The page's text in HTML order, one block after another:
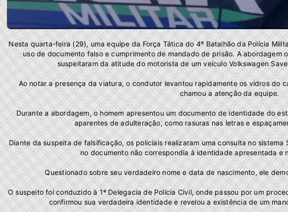
Nesta quarta-feira (29), uma equipe da Força Tática do 4º Batalhão da Polícia
uso de documento falso e cumprimento de mandado de prisão. A abordagem
suspeitaram da atitude do motorista de um veículo Volkswagen
Ao notar a presença da viatura, o condutor levantou rapidamente os vidros do
chamou a atenção da equipe.
Durante a abordagem, o homem apresentou um documento de identidade do
aparentes de adulteração, como rasuras nas letras e
Diante da suspeita de falsificação, os policiais realizaram uma consulta no
no documento não correspondia à identidade apresentada e
Questionado sobre seu verdadeiro nome e data de nascimento, ele
O suspeito foi conduzido à 1ª Delegacia de Polícia Civil, onde passou por um
confirmou sua verdadeira identidade e revelou a existência de um